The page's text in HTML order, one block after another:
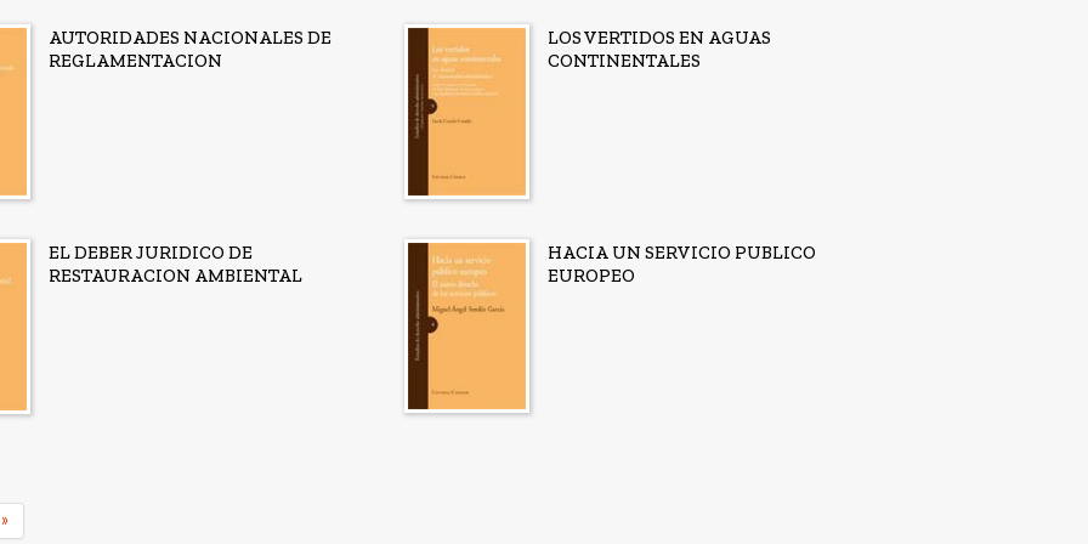
AUTORIDADES NACIONALES DE
REGLAMENTACION
LOS VERTIDOS EN AGUAS
CONTINENTALES
EL DEBER JURIDICO DE
RESTAURACION AMBIENTAL
HACIA UN SERVICIO PUBLICO
EUROPEO
»